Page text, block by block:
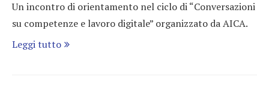
Un incontro di orientamento nel ciclo di “Conversazioni
su competenze e lavoro digitale” organizzato da AICA.
Leggi tutto